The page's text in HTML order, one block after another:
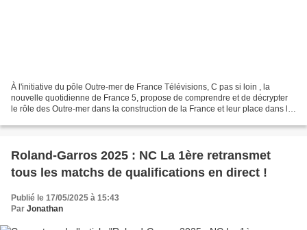
À l'initiative du pôle Outre-mer de France Télévisions, C pas si loin , la
nouvelle quotidienne de France 5, propose de comprendre et de décrypter
le rôle des Outre-mer dans la construction de la France et leur place dans le
Roland-Garros 2025 : NC La 1ère retransmet
tous les matchs de qualifications en direct !
Publié le 17/05/2025 à 15:43
Par Jonathan